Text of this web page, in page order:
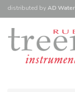
distributed byAD